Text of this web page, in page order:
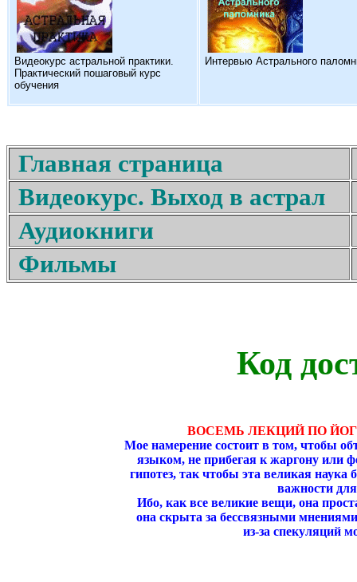
Видеокурс астральной практики.
Практический пошаговый курс
обучения
Интервью Астрального
Главная страница
Видеокурс. Выход в астрал
Аудиокниги
Фильмы
Код
ВОСЕМЬ ЛЕКЦИЙ ПО
Мое намерение состоит в том, чтобы
языком, не прибегая к жаргону или
гипотез, так чтобы эта великая наука
важности
Ибо, как все великие вещи, она
она скрыта за бессвязными
из-за спекуляций